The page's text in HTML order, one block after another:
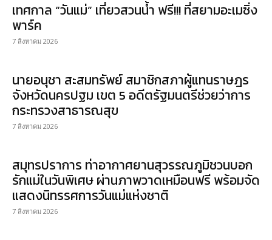
เทศกาล “วันแม่” เที่ยวสวนน้ำ ฟรี!!! ที่สยามอะเมซิ่ง
พาร์ค
7 สิงหาคม 2026
นายอนุชา สะสมทรัพย์ สมาชิกสภาผู้แทนราษฎร
จังหวัดนครปฐม เขต 5 อดีตรัฐมนตรีช่วยว่าการ
กระทรวงสาธารณสุข
7 สิงหาคม 2026
สมุทรปราการ ท่าอากาศยานสุวรรณภูมิชวนบอก
รักแม่ในวันพิเศษ ผ่านภาพวาดเหมือนฟรี พร้อมจัด
แสดงนิทรรศการวันแม่แห่งชาติ
7 สิงหาคม 2026